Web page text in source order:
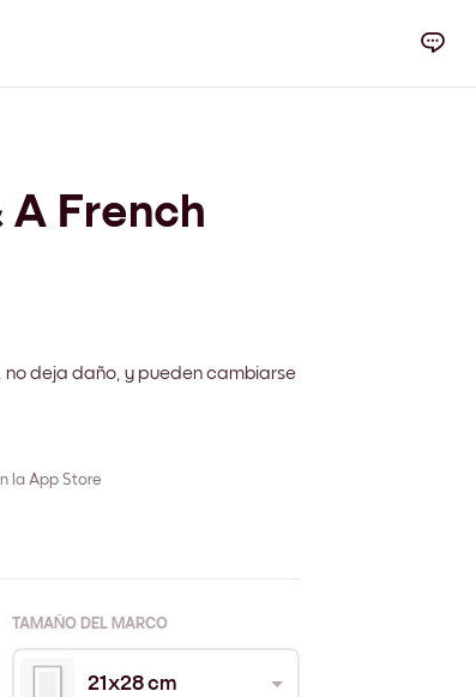
French
deja daño, y pueden cambiarse
la App Store
TAMAÑO DEL MARCO
21x28 cm